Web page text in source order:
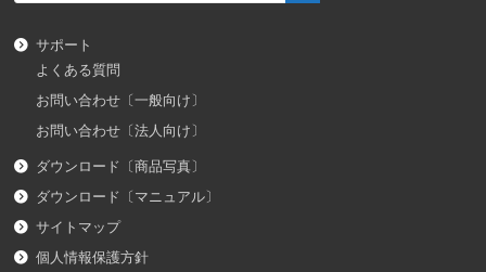
サポート
よくある質問
お問い合わせ〔一般向け〕
お問い合わせ〔法人向け〕
ダウンロード〔商品写真〕
ダウンロード〔マニュアル〕
サイトマップ
個人情報保護方針